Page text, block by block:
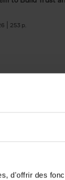
d'offrir des
253
edition
226